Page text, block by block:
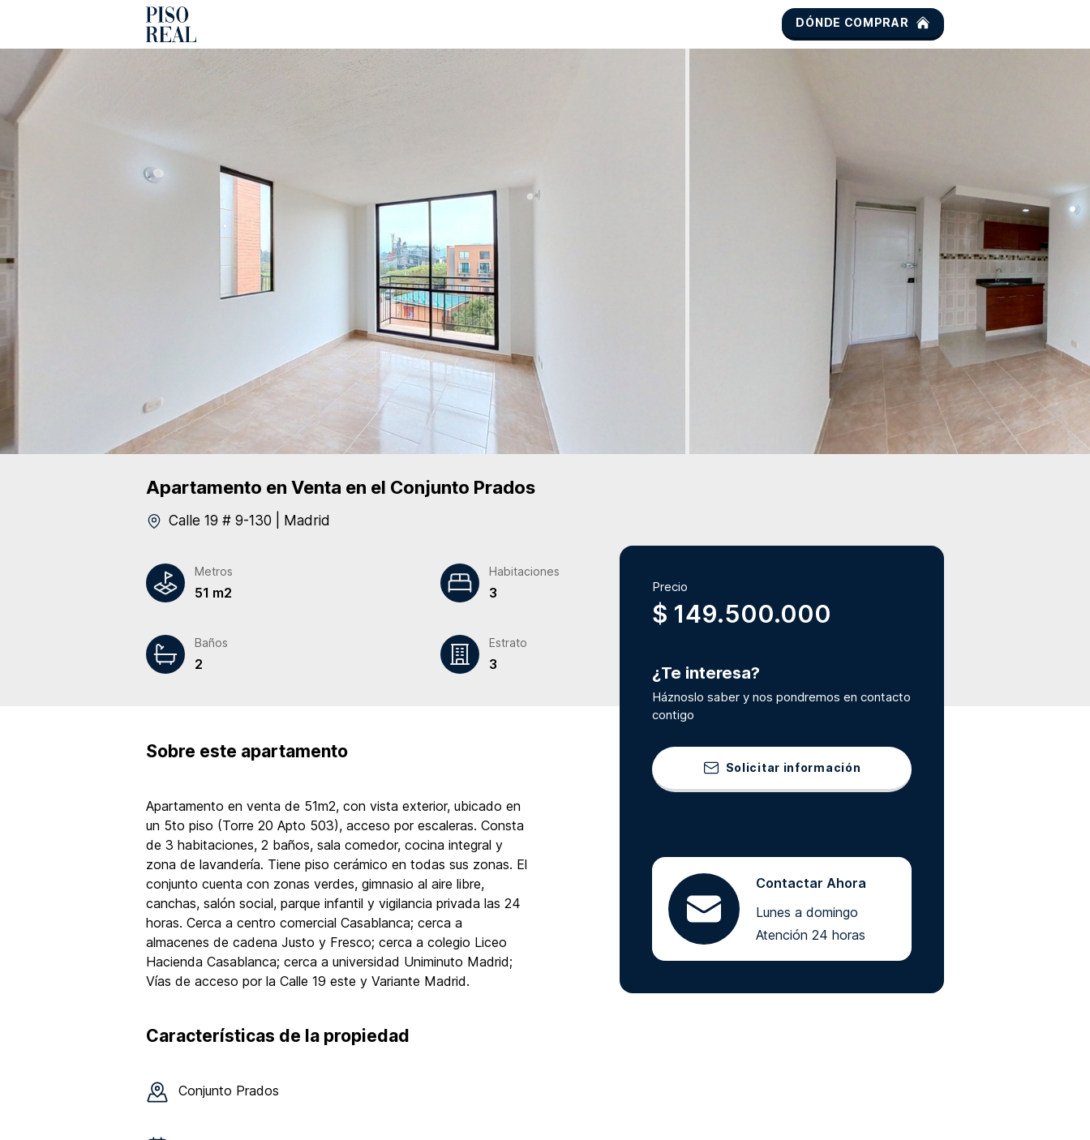
DÓNDE COMPRAR
Apartamento en Venta en el Conjunto Prados
Calle 19 # 9-130 Madrid
Metros
51 m2
Habitaciones
3
Baños
2
Estrato
3
Sobre este apartamento
Apartamento en venta de 51m2, con vista exterior, ubicado en
un 5to piso (Torre 20 Apto 503), acceso por escaleras. Consta
de 3 habitaciones, 2 baños, sala comedor, cocina integral y
zona de lavandería. Tiene piso cerámico en todas sus zonas. El
conjunto cuenta con zonas verdes, gimnasio al aire libre,
canchas, salón social, parque infantil y vigilancia privada las 24
horas. Cerca a centro comercial Casablanca; cerca a
almacenes de cadena Justo y Fresco; cerca a colegio Liceo
Hacienda Casablanca; cerca a universidad Uniminuto Madrid;
Vías de acceso por la Calle 19 este y Variante Madrid.
Características de la propiedad
Conjunto Prados
Precio
$ 149.500.000
¿Te interesa?
Háznoslo saber y nos pondremos en contacto
contigo
Solicitar información
Contactar Ahora
Lunes a domingo
Atención 24 horas